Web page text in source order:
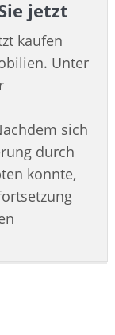
jetzt
kaufen
Unter
sich
durch
konnte,